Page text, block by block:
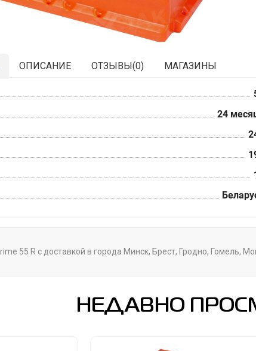
ОПИСАНИЕ ОТЗЫВЫ(0) МАГАЗИНЫ
24
55 R с доставкой в города Минск, Брест, Гродно, Гомель,
НЕДАВНО